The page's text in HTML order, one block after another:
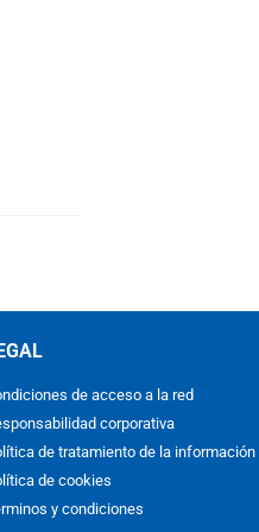
de acceso a la red
corporativa
de tratamiento de la información
de cookies
y condiciones